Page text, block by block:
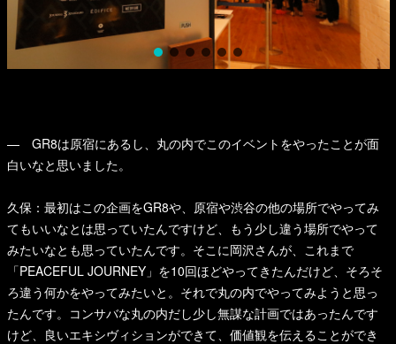
— GR8は原宿にあるし、丸の内でこのイベントをやったことが面
白いなと思いました。
久保：最初はこの企画をGR8や、原宿や渋谷の他の場所でやってみ
てもいいなとは思っていたんですけど、もう少し違う場所でやって
みたいなとも思っていたんです。そこに岡沢さんが、これまで
「PEACEFUL JOURNEY」を10回ほどやってきたんだけど、そろそ
ろ違う何かをやってみたいと。それで丸の内でやってみようと思っ
たんです。コンサバな丸の内だし少し無謀な計画ではあったんです
けど、良いエキシヴィションができて、価値観を伝えることができ